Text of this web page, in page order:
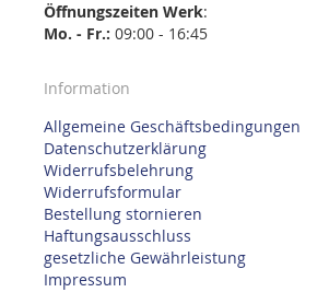
Öffnungszeiten Werk:
Mo. - Fr.: 09:00 - 16:45
Information
Allgemeine Geschäftsbedingungen
Datenschutzerklärung
Widerrufsbelehrung
Widerrufsformular
Bestellung stornieren
Haftungsausschluss
gesetzliche Gewährleistung
Impressum